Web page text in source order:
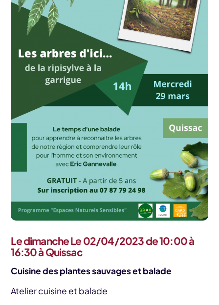
Le dimanche Le 02/04/2023 de 10:00 à
16:30 à Quissac
Cuisine des plantes sauvages et balade
Atelier cuisine et balade